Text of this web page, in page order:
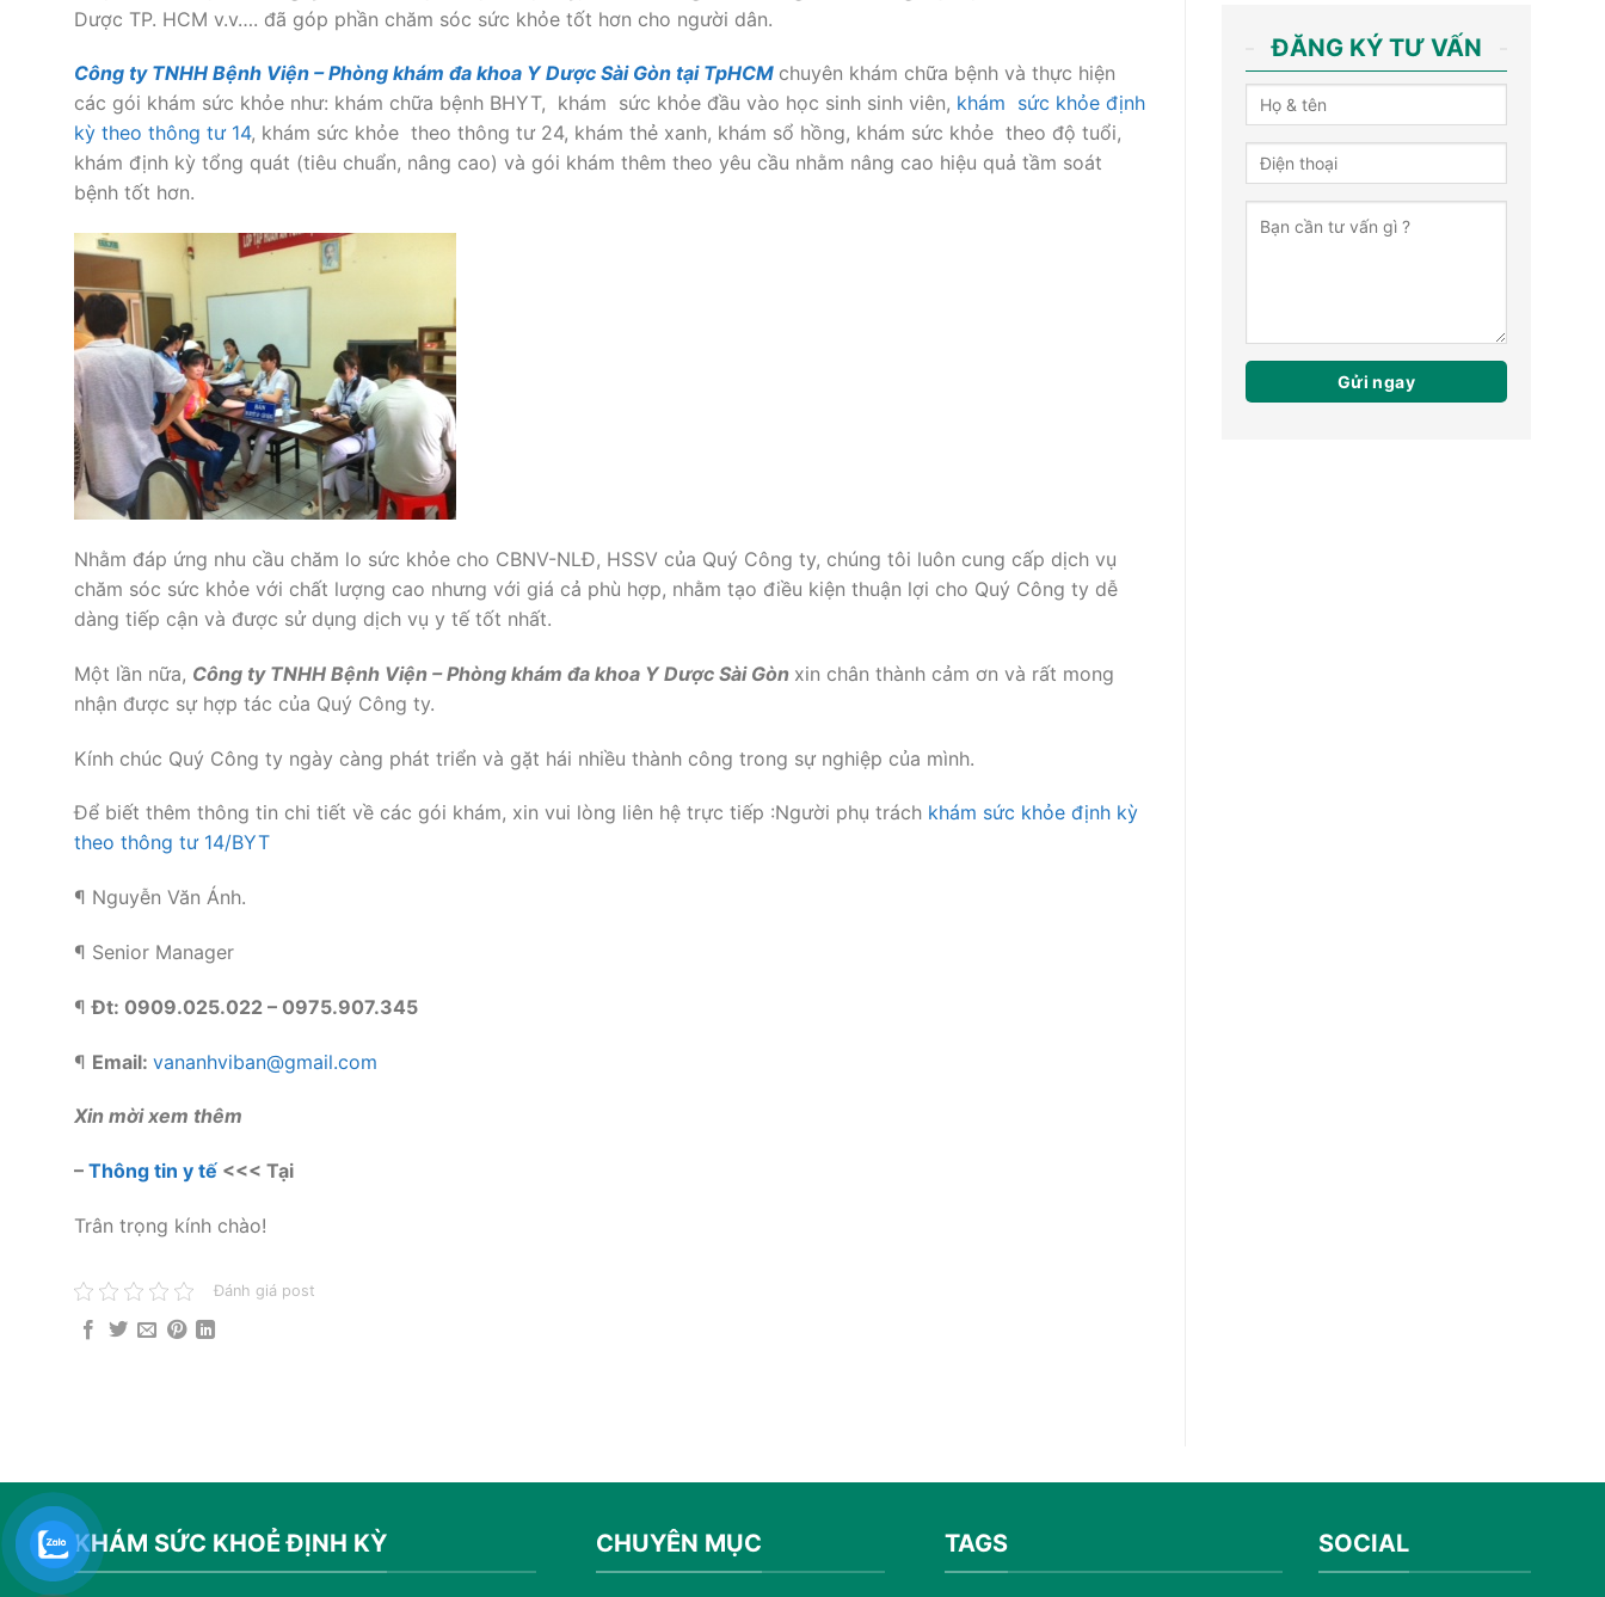
Dược TP. HCM v.v…. đã góp phần chăm sóc sức khỏe tốt hơn cho người dân.
Công ty TNHH Bệnh Viện – Phòng khám đa khoa Y Dược Sài Gòn tại TpHCM chuyên khám chữa bệnh và thực hiện
các gói khám sức khỏe như: khám chữa bệnh BHYT, khám sức khỏe đầu vào học sinh sinh viên, khám sức khỏe định
kỳ theo thông tư 14, khám sức khỏe theo thông tư 24, khám thẻ xanh, khám sổ hồng, khám sức khỏe theo độ tuổi,
khám định kỳ tổng quát (tiêu chuẩn, nâng cao) và gói khám thêm theo yêu cầu nhằm nâng cao hiệu quả tầm soát
bệnh tốt hơn.
Nhằm đáp ứng nhu cầu chăm lo sức khỏe cho CBNV-NLĐ, HSSV của Quý Công ty, chúng tôi luôn cung cấp dịch vụ
chăm sóc sức khỏe với chất lượng cao nhưng với giá cả phù hợp, nhằm tạo điều kiện thuận lợi cho Quý Công ty dễ
dàng tiếp cận và được sử dụng dịch vụ y tế tốt nhất.
Một lần nữa, Công ty TNHH Bệnh Viện – Phòng khám đa khoa Y Dược Sài Gòn xin chân thành cảm ơn và rất mong
nhận được sự hợp tác của Quý Công ty.
Kính chúc Quý Công ty ngày càng phát triển và gặt hái nhiều thành công trong sự nghiệp của mình.
Để biết thêm thông tin chi tiết về các gói khám, xin vui lòng liên hệ trực tiếp :Người phụ trách khám sức khỏe định kỳ
theo thông tư 14/BYT
¶ Nguyễn Văn Ánh.
¶ Senior Manager
¶Đt: 0909.025.022 – 0975.907.345
¶ Email: vananhviban@gmail.com
Xin mời xem thêm
– Thông tin y tế <<< Tại
Trân trọng kính chào!
Đánh giá post
ĐĂNG KÝ TƯ VẤN
KHÁM SỨC KHOẺ ĐỊNH KỲ CHUYÊN MỤC TAGS SOCIAL